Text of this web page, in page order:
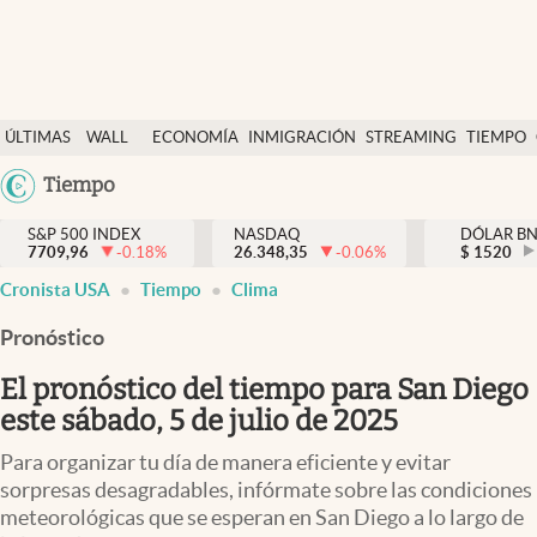
ÚLTIMAS
NOTICIAS
WALL
Y
DÓLAR
ECONOMÍA INMIGRACIÓN STREAMING TIEMPO
México
Tiempo
Finanzas y economía
Wall Street y dólar
Inmigración
Espiritual
Streaming
PC y mobile
S&P 500 INDEX
7709,96
-0.18%
NASDAQ
26.348,35
-0.06%
DÓLAR
$ 1520
Cronista USA Tiempo Clima
Pronóstico
El pronóstico del tiempo para San Diego
este sábado, 5 de julio de 2025
Para organizar tu día de manera eficiente y evitar
sorpresas desagradables, infórmate sobre las condiciones
meteorológicas que se esperan en San Diego a lo largo de